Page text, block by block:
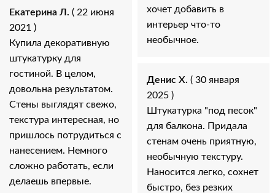
Екатерина Л. ( 22 июня
2021 )
Купила декоративную
штукатурку для
гостиной. В целом,
довольна результатом.
Стены выглядят свежо,
текстура интересная, но
пришлось потрудиться с
нанесением. Немного
сложно работать, если
делаешь впервые.
хочет добавить в
интерьер что-то
необычное.
Денис Х. ( 30 января
2025 )
Штукатурка "под песок"
для балкона. Придала
стенам очень приятную,
необычную текстуру.
Наносится легко, сохнет
быстро, без резких